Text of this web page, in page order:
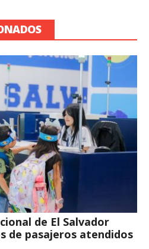
de El Salvador
de pasajeros atendidos